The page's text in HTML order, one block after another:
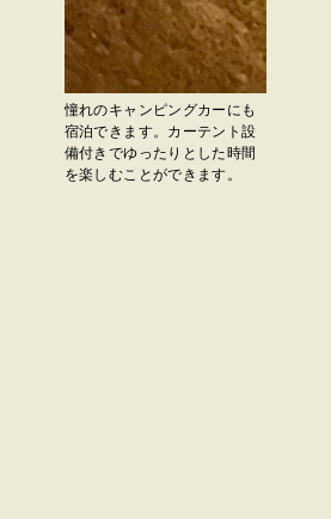
憧れのキャンピングカーにも
宿泊できます。カーテント設
備付きでゆったりとした時間
を楽しむことができます。